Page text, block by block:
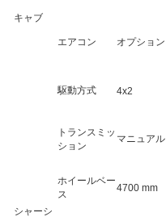
キャブ
エアコン オプション
シャーシ
駆動方式 4x2
トランスミッ
ション
マニュアル
ホイールベー
ス
4700 mm